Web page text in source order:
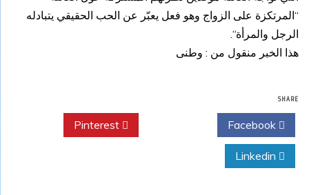
“المرتكزة على الزواج وهو فعل يعبّر عن الحب الحقيقي يتبادله
الرجل والمرأة“.
هذا الخبر منقول من : وطنى
SHARE